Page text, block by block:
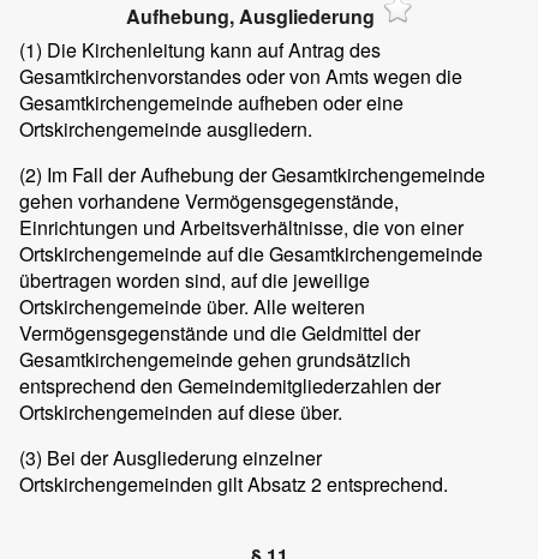
Aufhebung, Ausgliederung
(1) Die Kirchenleitung kann auf Antrag des
Gesamtkirchenvorstandes oder von Amts wegen die
Gesamtkirchengemeinde aufheben oder eine
Ortskirchengemeinde ausgliedern.
(2) Im Fall der Aufhebung der Gesamtkirchengemeinde
gehen vorhandene Vermögensgegenstände,
Einrichtungen und Arbeitsverhältnisse, die von einer
Ortskirchengemeinde auf die Gesamtkirchengemeinde
übertragen worden sind, auf die jeweilige
Ortskirchengemeinde über. Alle weiteren
Vermögensgegenstände und die Geldmittel der
Gesamtkirchengemeinde gehen grundsätzlich
entsprechend den Gemeindemitgliederzahlen der
Ortskirchengemeinden auf diese über.
(3) Bei der Ausgliederung einzelner
Ortskirchengemeinden gilt Absatz 2 entsprechend.